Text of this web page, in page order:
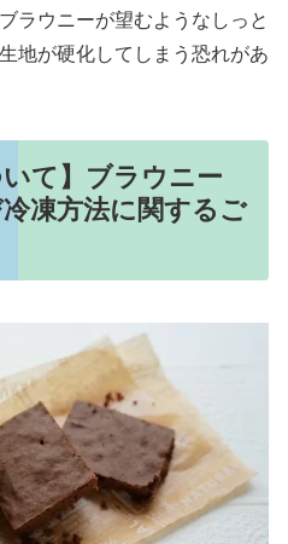
ラウニーが望むようなしっと
地が硬化してしまう恐れがあ
いて】ブラウニー
凍方法に関するご